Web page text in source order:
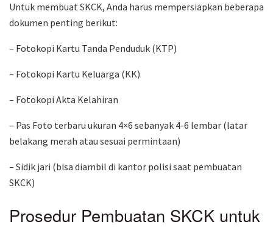
Untuk membuat SKCK, Anda harus mempersiapkan beberapa
dokumen penting berikut:
– Fotokopi Kartu Tanda Penduduk (KTP)
– Fotokopi Kartu Keluarga (KK)
– Fotokopi Akta Kelahiran
– Pas Foto terbaru ukuran 4×6 sebanyak 4-6 lembar (latar
belakang merah atau sesuai permintaan)
– Sidik jari (bisa diambil di kantor polisi saat pembuatan
SKCK)
Prosedur Pembuatan SKCK untuk